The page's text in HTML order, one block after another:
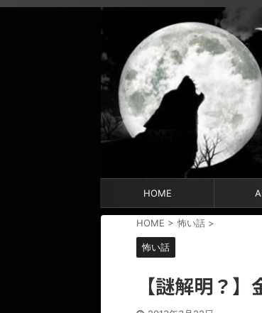
HOME
HOME > 怖い話 >
怖い話
【謎解明？】